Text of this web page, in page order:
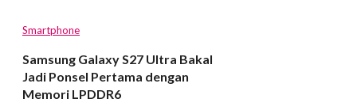
Smartphone
Samsung Galaxy S27 Ultra Bakal
Jadi Ponsel Pertama dengan
Memori LPDDR6